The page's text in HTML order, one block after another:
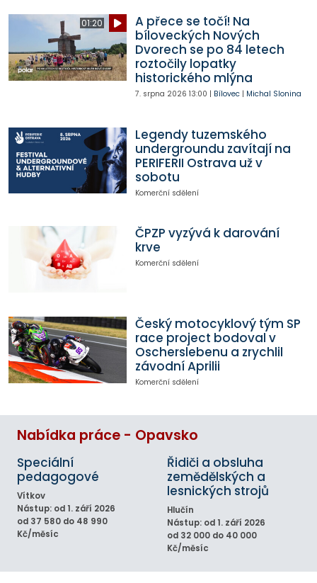
01:20
A přece se točí! Na
bíloveckých Nových
Dvorech se po 84 letech
roztočily lopatky
historického mlýna
7. srpna 2026 13:00 | Bílovec| Michal Slonina
Legendy tuzemského
undergroundu zavítají na
PERIFERII Ostrava už v
sobotu
Komerční sdělení
ČPZP vyzývá k darování
krve
Komerční sdělení
Český motocyklový tým SP
race project bodoval v
Oscherslebenu a zrychlil
závodní Aprilii
Komerční sdělení
Nabídka práce - Opavsko
Speciální
pedagogové
Vítkov
Nástup: od 1. září 2026
od 37 580 do 48 990
Kč/měsíc
Řidiči a obsluha
zemědělských a
lesnických strojů
Hlučín
Nástup: od 1. září 2026
od 32 000 do 40 000
Kč/měsíc